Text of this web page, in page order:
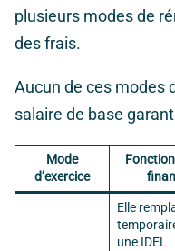
plusieurs modes de
des frais.
Aucun de ces modes
salaire de base
Mode
d’exercice
Elle
une IDEL